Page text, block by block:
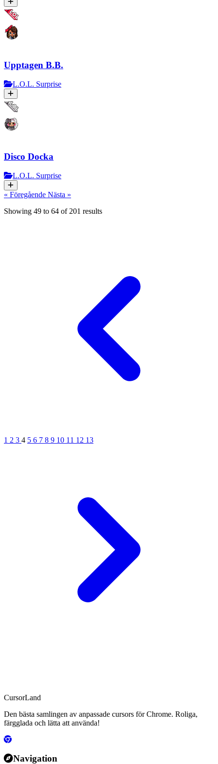
Upptagen B.B.
L.O.L. Surprise
Disco Docka
L.O.L. Surprise
« Föregående Nästa »
Showing 49 to 64 of 201 results
1 2 3 4 5 6 7 8 9 10 11 12 13
CursorLand
Den bästa samlingen av anpassade cursors för Chrome. Roliga,
färgglada och lätta att använda!
Navigation